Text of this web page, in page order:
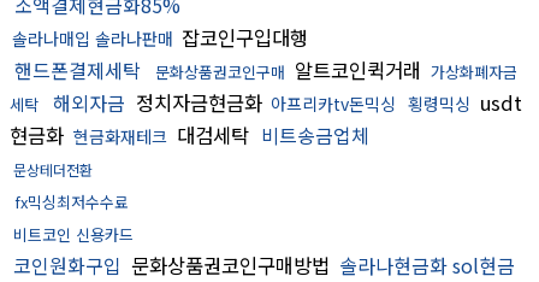
솔라나매입 솔라나판매 잡코인구입대행
핸드폰결제세탁
문화상품권코인구매 알트코인퀵거래 가상화폐자금
세탁
해외자금 정치자금현금화 아프리카tv돈믹싱 횡령믹싱 usdt
현금화 현금화재테크 대검세탁 비트송금업체
문상테더전환
fx믹싱최저수수료
비트코인 신용카드
코인원화구입 문화상품권코인구매방법 솔라나현금화 sol현금